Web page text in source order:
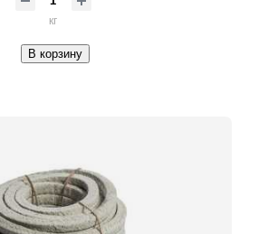
кг
В корзину